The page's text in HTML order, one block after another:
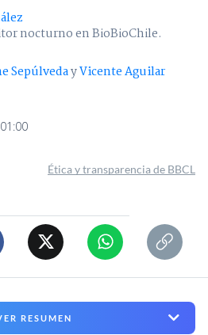
nocturno en BioBioChile.
SepúlvedayVicente Aguilar
Ética y transparencia de BBCL
RESUMEN